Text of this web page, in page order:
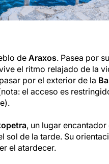
deAraxos. Pasea por
el ritmo relajado de la
por el exterior de la
el acceso es
, un lugar
de la tarde. Su
el atardecer.